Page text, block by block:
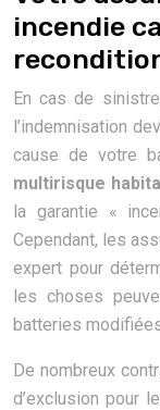
incendie
En cas de
l’indemnisation
cause de votre
multirisque
la garantie «
Cependant, les
expert pour
les choses
batteries
De nombreux
d’exclusion pour